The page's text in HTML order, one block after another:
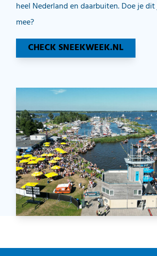
heel Nederland en daarbuiten. Doe je
mee?
CHECK SNEEKWEEK.NL